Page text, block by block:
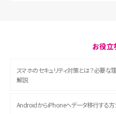
お役立
スマホのセキュリティ対策とは？必要
解説
AndroidからiPhoneへデータ移行する方